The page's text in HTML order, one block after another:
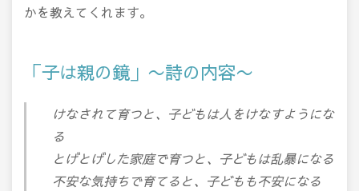
かを教えてくれます。
「子は親の鏡」〜詩の内容〜
けなされて育つと、子どもは人をけなすようにな
る
とげとげした家庭で育つと、子どもは乱暴になる
不安な気持ちで育てると、子どもも不安になる